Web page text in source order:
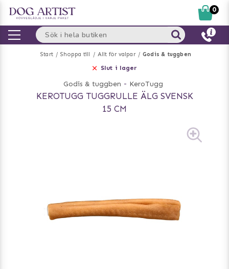
Start Shoppa till Allt för valpar Godis & tuggben
Slut i lager
Godis & tuggben - KeroTugg
KEROTUGG TUGGRULLE ÄLG SVENSK
15 CM
0